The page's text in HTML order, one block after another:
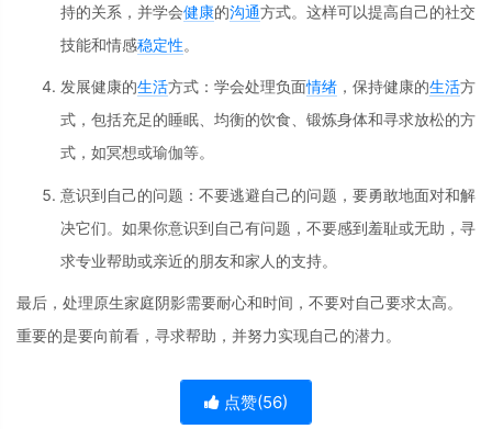
持的关系，并学会健康的沟通方式。这样可以提高自己的社交
技能和情感稳定性。
发展健康的生活方式：学会处理负面情绪 ，保持健康的生活方
式，包括充足的睡眠、均衡的饮食、锻炼身体和寻求放松的方
式，如冥想或瑜伽等。
意识到自己的问题：不要逃避自己的问题，要勇敢地面对和解
决它们。如果你意识到自己有问题，不要感到羞耻或无助，寻
求专业帮助或亲近的朋友和家人的支持。
最后，处理原生家庭阴影需要耐心和时间，不要对自己要求太高。
重要的是要向前看，寻求帮助，并努力实现自己的潜力。
点赞(56)